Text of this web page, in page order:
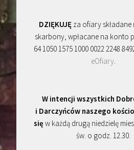
DZIĘKUJĘza ofiary składane
skarbony, wpłacane na konto
64 1050 1575 1000 0022 2248
eOfiary.
W intencji wszystkich
i Darczyńców naszego
się w każdą drugą niedzielę
św. o godz. 12.30.